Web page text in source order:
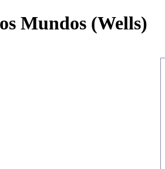
Mundos (Wells)